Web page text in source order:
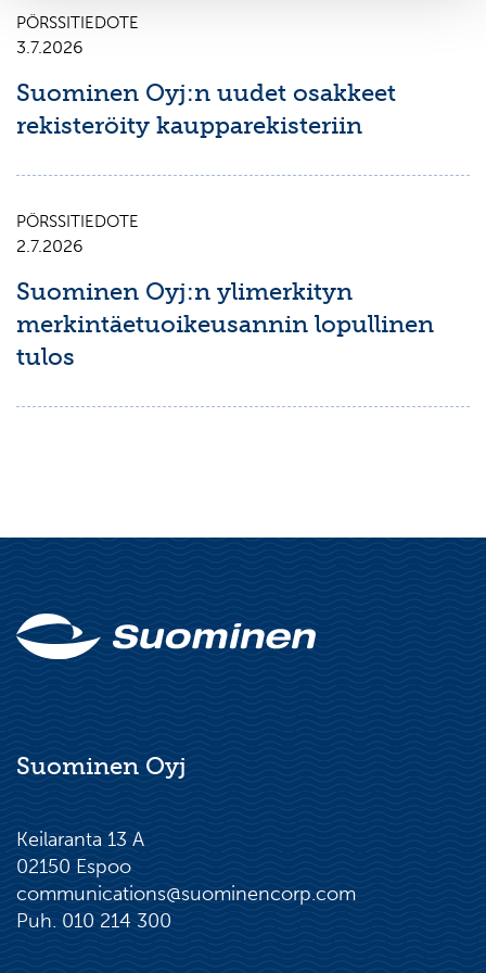
PÖRSSITIEDOTE
3.7.2026
Suominen Oyj:n uudet osakkeet
rekisteröity kaupparekisteriin
PÖRSSITIEDOTE
2.7.2026
Suominen Oyj:n ylimerkityn
merkintäetuoikeusannin lopullinen
tulos
Suominen Oyj
Keilaranta 13 A
02150 Espoo
communications@suominencorp.com
Puh. 010 214 300